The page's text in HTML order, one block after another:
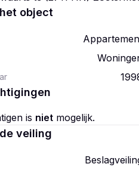
object
is niet mogelijk.
veiling